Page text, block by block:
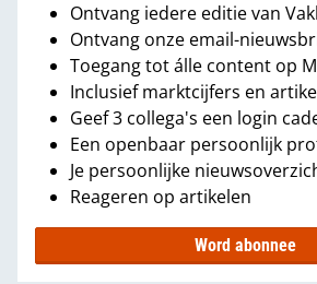
Ontvang iedere editie van
Ontvang onze email-
Toegang tot álle content op
Inclusief marktcijfers en
Geef 3 collega's een login
Een openbaar persoonlijk
Je persoonlijke
Reageren op artikelen
Word abonnee